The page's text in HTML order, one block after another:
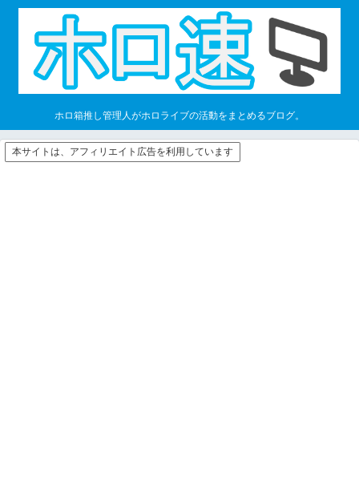
ホロ箱推し管理人がホロライブの活動をまとめるブログ。
本サイトは、アフィリエイト広告を利用しています